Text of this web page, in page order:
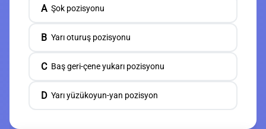
A Şok pozisyonu
B Yarı oturuş pozisyonu
C Baş geri-çene yukarı pozisyonu
D Yarı yüzükoyun-yan pozisyon